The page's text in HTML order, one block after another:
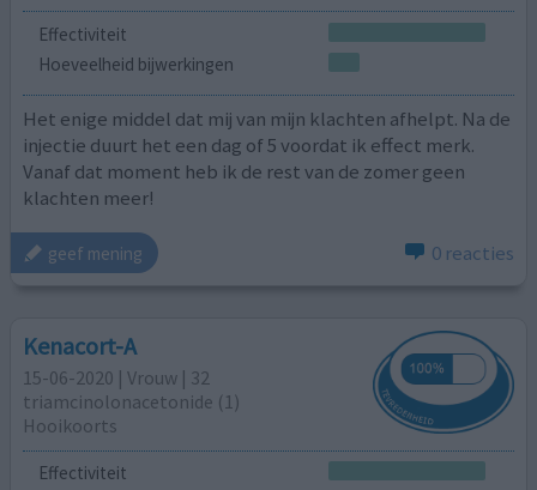
Effectiviteit
Hoeveelheid bijwerkingen
Het enige middel dat mij van mijn klachten afhelpt. Na de
injectie duurt het een dag of 5 voordat ik effect merk.
Vanaf dat moment heb ik de rest van de zomer geen
klachten meer!
geef mening 0 reacties
Kenacort-A
15-06-2020 | Vrouw | 32
triamcinolonacetonide (1)
Hooikoorts
Effectiviteit